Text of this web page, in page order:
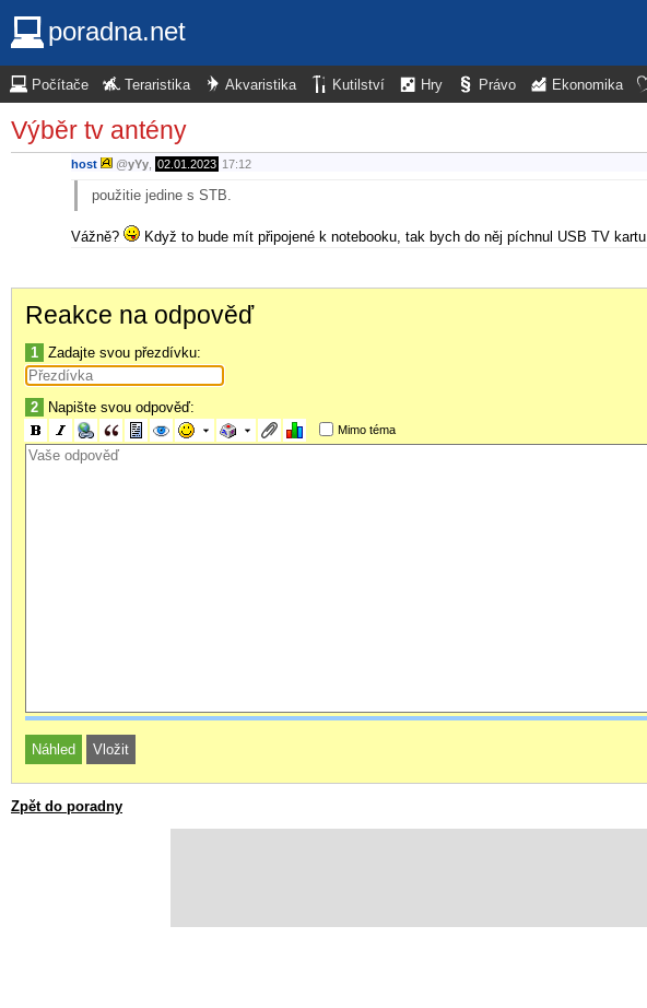
poradna.net
Počítače Teraristika Akvaristika Kutilství Hry Právo Ekonomika
Výběr tv antény
host @yYy 02.01.2023 17:12
použitie jedine s STB.
Vážně? Když to bude mít připojené k notebooku, tak bych do něj píchnul USB TV kartu.
Reakce na odpověď
1 Zadajte svou přezdívku:
2 Napište svou odpověď:
Mimo téma
Zpět do poradny